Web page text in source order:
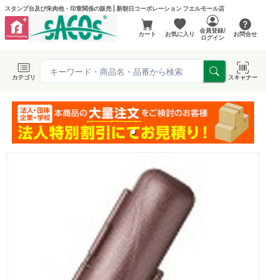
スタンプ台及び朱肉他・印章関係の販売 | 新朝日コーポレーション フエルモール店
カート お気に入り
会員登録/
ログイン
お問合せ
カテゴリ スキャナー